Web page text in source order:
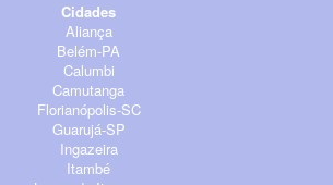
Cidades
Aliança
Belém-PA
Calumbi
Camutanga
Florianópolis-SC
Guarujá-SP
Ingazeira
Itambé